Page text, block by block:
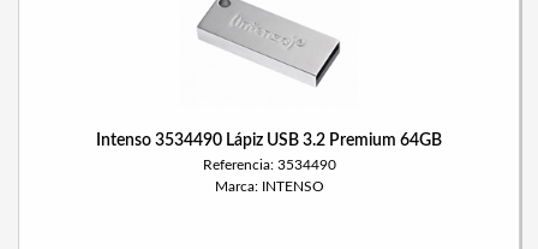
Intenso 3534490 Lápiz USB 3.2 Premium 64GB
Referencia: 3534490
Marca: INTENSO